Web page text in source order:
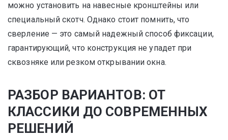
можно установить на навесные кронштейны или
специальный скотч. Однако стоит помнить, что
сверление — это самый надежный способ фиксации,
гарантирующий, что конструкция не упадет при
сквозняке или резком открывании окна.
РАЗБОР ВАРИАНТОВ: ОТ
КЛАССИКИ ДО СОВРЕМЕННЫХ
РЕШЕНИЙ